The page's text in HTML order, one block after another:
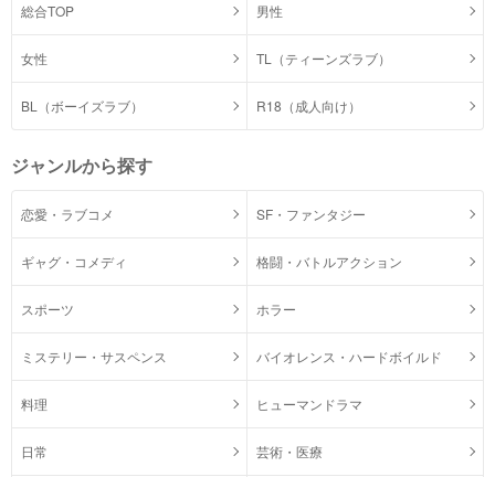
総合TOP 男性
女性 TL（ティーンズラブ）
BL（ボーイズラブ） R18（成人向け）
ジャンルから探す
恋愛・ラブコメ SF・ファンタジー
ギャグ・コメディ 格闘・バトルアクション
スポーツ ホラー
ミステリー・サスペンス バイオレンス・ハードボイルド
料理 ヒューマンドラマ
日常 芸術・医療